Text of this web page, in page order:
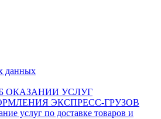
данных
ОКАЗАНИИ УСЛУГ
ЭКСПРЕСС-ГРУЗОВ
услуг по доставке товаров и